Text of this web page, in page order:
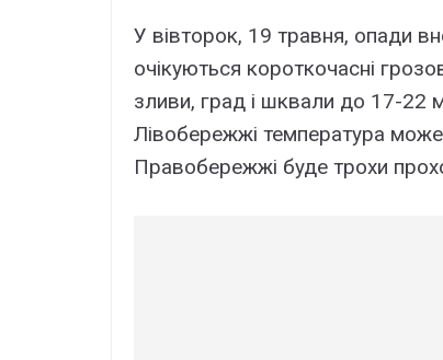
У вівторок, 19 травня, опади
очікуються короткочасні
зливи, град і шквали до 17-22
Лівобережжі температура
Правобережжі буде трохи